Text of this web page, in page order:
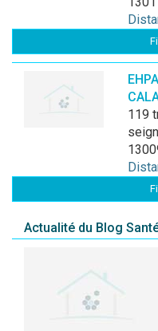
119 traverse de la
Actualité du Blog